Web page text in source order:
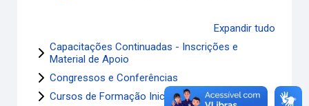
Expandir tudo
Capacitações Continuadas - Inscrições e
Material de Apoio
Congressos e Conferências
Cursos de Formação Inicial